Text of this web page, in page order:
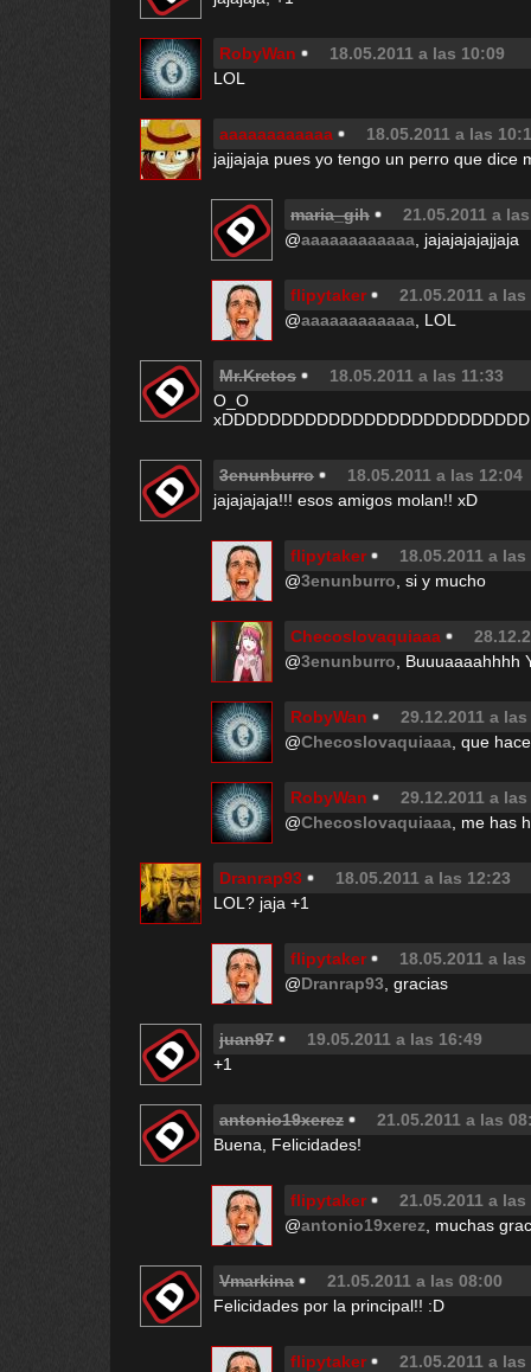
RobyWan
18.05.2011 a las 10:09
LOL
aaaaaaaaaaaa
18.05.2011 a las
jajjajaja pues yo tengo un perro que dice
maria_gih
21.05.2011 a
@aaaaaaaaaaaa , jajajajajajjaja
flipytaker
21.05.2011 a las
@aaaaaaaaaaaa , LOL
Mr.Kretos
18.05.2011 a las 11:33
O_O
3enunburro
18.05.2011 a las 12:04
jajajajaja!!! esos amigos molan!! xD
flipytaker
18.05.2011 a
@3enunburro , si y mucho
Checoslovaquiaaa
@3enunburro ,
RobyWan
29.12.2011 a
@Checoslovaquiaaa , que
RobyWan
29.12.2011 a
@Checoslovaquiaaa , me has
Dranrap93
18.05.2011 a las 12:23
LOL? jaja +1
flipytaker
18.05.2011 a
@Dranrap93 , gracias
juan97
19.05.2011 a las 16:49
+1
antonio19xerez
21.05.2011 a las
Buena, Felicidades!
flipytaker
21.05.2011 a las
@antonio19xerez , muchas
Vmarkina
21.05.2011 a las 08:00
Felicidades por la principal!! :D
flipytaker 21.05.2011 a las